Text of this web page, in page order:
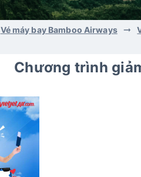
Vé máy bay Bamboo Airways
Chương trình